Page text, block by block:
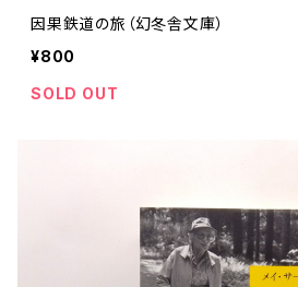
因果鉄道の旅（幻冬舎文庫）
¥800
SOLD OUT